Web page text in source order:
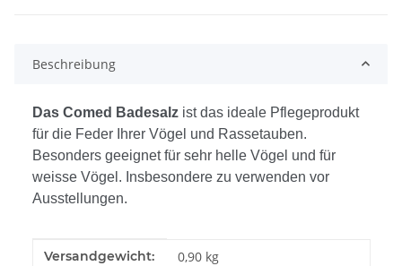
Beschreibung
Das Comed Badesalz ist das ideale Pflegeprodukt
für die Feder Ihrer Vögel und Rassetauben.
Besonders geeignet für sehr helle Vögel und für
weisse Vögel. Insbesondere zu verwenden vor
Ausstellungen.
Produkteigenschaft
Wert
Versandgewicht: 0,90 kg